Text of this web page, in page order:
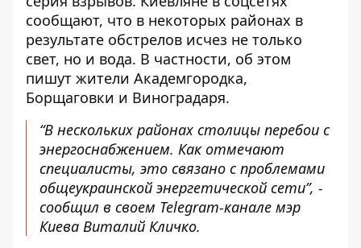
сообщают, что в некоторых районах в
результате обстрелов исчез не только
свет, но и вода. В частности, об этом
пишут жители Академгородка,
Борщаговки и Виноградаря.
“В нескольких районах столицы перебои с
энергоснабжением. Как отмечают
специалисты, это связано с проблемами
общеукраинской энергетической сети”, -
сообщил в своем Telegram-канале мэр
Киева Виталий Кличко.